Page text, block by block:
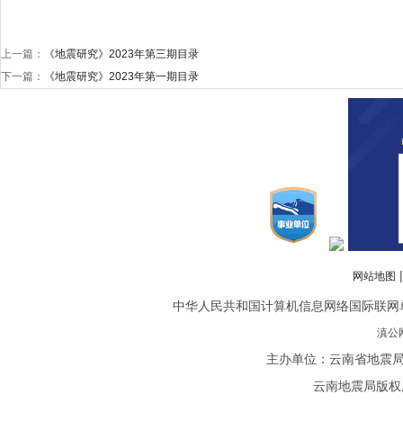
上一篇：
《地震研究》2023年第三期目录
下一篇：
《地震研究》2023年第一期目录
网站地图
中华人民共和国计算机信息网络国际联
滇公
主办单位：云南省地震
云南地震局版